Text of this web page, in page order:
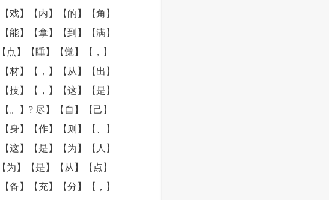
戏】【内】【的】【角】
能】【拿】【到】【满】
点】【睡】【觉】【，】
材】【，】【从】【出】
技】【，】【这】【是】
。】? 尽】【自】【己】
身】【作】【则】【、】
这】【是】【为】【人】
为】【是】【从】【点】
备】【充】【分】【，】